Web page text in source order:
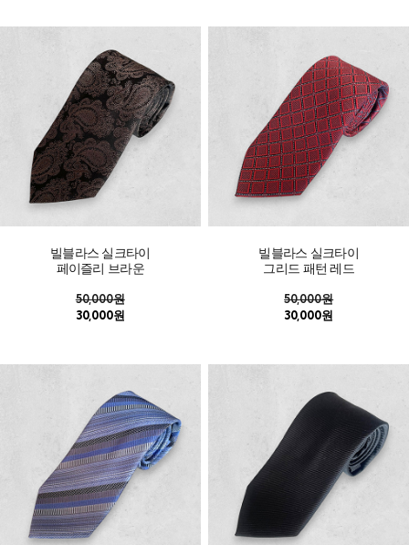
빌블라스 실크타이
페이즐리 브라운
50,000원
30,000원
빌블라스 실크타이
그리드 패턴 레드
50,000원
30,000원